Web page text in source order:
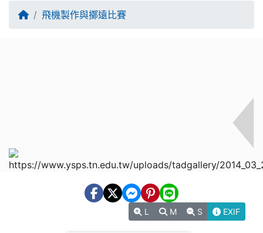
回首頁飛機製作與擲遠比賽
L M S EXIF